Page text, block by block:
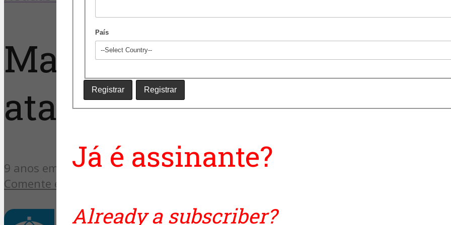
País
Já é assinante?
Already a subscriber?
Mapa interativo mostra
ataques terroristas de
9 anos em
Comente essa notícia